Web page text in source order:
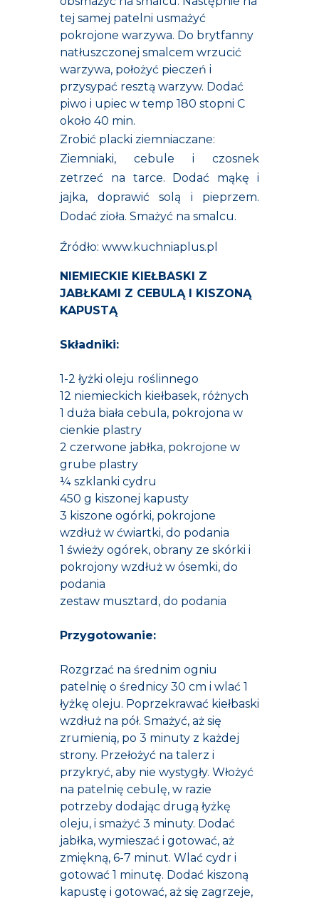
tej samej patelni usmażyć
pokrojone warzywa. Do brytfanny
natłuszczonej smalcem wrzucić
warzywa, położyć pieczeń i
przysypać resztą warzyw. Dodać
piwo i upiec w temp 180 stopni C
około 40 min.
Zrobić placki ziemniaczane:
Ziemniaki, cebule i czosnek
zetrzeć na tarce. Dodać mąkę i
jajka, doprawić solą i pieprzem.
Dodać zioła. Smażyć na smalcu.
Źródło: www.kuchniaplus.pl
NIEMIECKIE KIEŁBASKI Z
JABŁKAMI Z CEBULĄ I KISZONĄ
KAPUSTĄ
Składniki:
1-2 łyżki oleju roślinnego
12 niemieckich kiełbasek, różnych
1 duża biała cebula, pokrojona w
cienkie plastry
2 czerwone jabłka, pokrojone w
grube plastry
¼ szklanki cydru
450 g kiszonej kapusty
3 kiszone ogórki, pokrojone
wzdłuż w ćwiartki, do podania
1 świeży ogórek, obrany ze skórki i
pokrojony wzdłuż w ósemki, do
podania
zestaw musztard, do podania
Przygotowanie:
Rozgrzać na średnim ogniu
patelnię o średnicy 30 cm i wlać 1
łyżkę oleju. Poprzekrawać kiełbaski
wzdłuż na pół. Smażyć, aż się
zrumienią, po 3 minuty z każdej
strony. Przełożyć na talerz i
przykryć, aby nie wystygły. Włożyć
na patelnię cebulę, w razie
potrzeby dodając drugą łyżkę
oleju, i smażyć 3 minuty. Dodać
jabłka, wymieszać i gotować, aż
zmiękną, 6-7 minut. Wlać cydr i
gotować 1 minutę. Dodać kiszoną
kapustę i gotować, aż się zagrzeje,